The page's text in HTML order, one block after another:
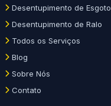
Desentupimento de Esgoto
Desentupimento de Ralo
Todos os Serviços
Blog
Sobre Nós
Contato